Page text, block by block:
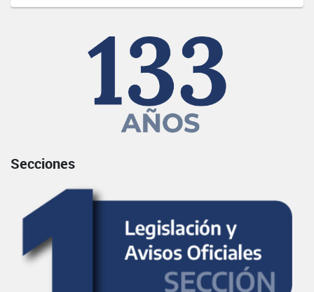
Secciones